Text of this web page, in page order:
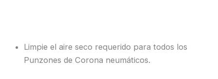
Limpie el aire seco requerido para todos los
Punzones de Corona neumáticos.